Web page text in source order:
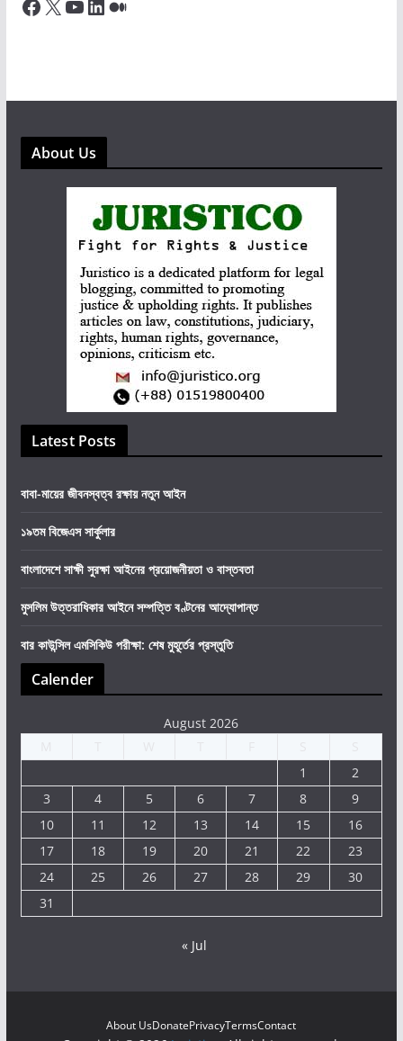
About Us
Latest Posts
বাবা-মায়ের জীবনস্বত্ব রক্ষায় নতুন আইন
১৯তম বিজেএস সার্কুলার
বাংলাদেশে সাক্ষী সুরক্ষা আইনের প্রয়োজনীয়তা ও বাস্তবতা
মুসলিম উত্তরাধিকার আইনে সম্পত্তি বণ্টনের আদ্যোপান্ত
বার কাউন্সিল এমসিকিউ পরীক্ষা: শেষ মুহূর্তের প্রস্তুতি
Calender
August 2026
1
2
3
4 5 6 7 8
9
10
11 12 13 14 15
16
17
18 19 20 21 22
23
24
25 26 27 28 29
30
31
« Jul
About UsDonatePrivacyTermsContact